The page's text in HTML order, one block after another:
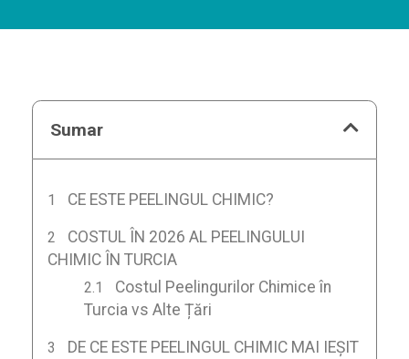
Sumar
CE ESTE PEELINGUL CHIMIC?
COSTUL ÎN 2026 AL PEELINGULUI
CHIMIC ÎN TURCIA
Costul Peelingurilor Chimice în
Turcia vs Alte Țări
DE CE ESTE PEELINGUL CHIMIC MAI IEȘIT